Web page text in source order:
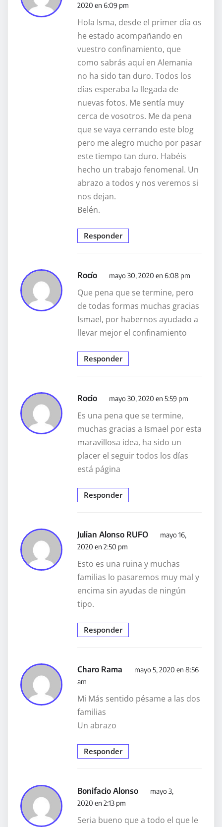
2020 en 6:09 pm
Hola Isma, desde el primer día os
he estado acompañando en
vuestro confinamiento, que
como sabrás aquí en Alemania
no ha sido tan duro. Todos los
días esperaba la llegada de
nuevas fotos. Me sentía muy
cerca de vosotros. Me da pena
que se vaya cerrando este blog
pero me alegro mucho por pasar
este tiempo tan duro. Habéis
hecho un trabajo fenomenal. Un
abrazo a todos y nos veremos si
nos dejan.
Belén.
Responder
Rocío mayo 30, 2020 en 6:08 pm
Que pena que se termine, pero
de todas formas muchas gracias
Ismael, por habernos ayudado a
llevar mejor el confinamiento
Responder
Rocio mayo 30, 2020 en 5:59 pm
Es una pena que se termine,
muchas gracias a Ismael por esta
maravillosa idea, ha sido un
placer el seguir todos los días
está página
Responder
Julian Alonso RUFO
mayo 16,
2020 en 2:50 pm
Esto es una ruina y muchas
familias lo pasaremos muy mal y
encima sin ayudas de ningún
tipo.
Responder
Charo Rama
mayo 5, 2020 en 8:56
am
Mi Más sentido pésame a las dos
familias
Un abrazo
Responder
Bonifacio Alonso
mayo 3,
2020 en 2:13 pm
Seria bueno que a todo el que le